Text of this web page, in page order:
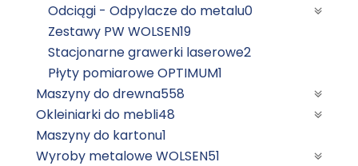
Odciągi - Odpylacze do metalu0
Zestawy PW WOLSEN19
Stacjonarne grawerki laserowe2
Płyty pomiarowe OPTIMUM1
Maszyny do drewna558
Okleiniarki do mebli48
Maszyny do kartonu1
Wyroby metalowe WOLSEN51